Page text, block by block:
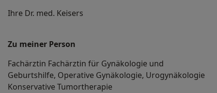
Ihre Dr. med. Keisers
Zu meiner Person
Fachärztin Fachärztin für Gynäkologie und
Geburtshilfe, Operative Gynäkologie, Urogynäkologie
Konservative Tumortherapie